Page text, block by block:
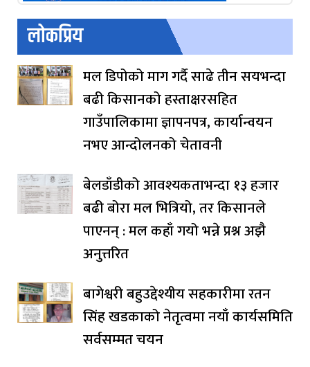
लोकप्रिय
मल डिपोको माग गर्दै साढे तीन सयभन्दा
बढी किसानको हस्ताक्षरसहित
गाउँपालिकामा ज्ञापनपत्र, कार्यान्वयन
नभए आन्दोलनको चेतावनी
बेलडाँडीको आवश्यकताभन्दा १३ हजार
बढी बोरा मल भित्रियो, तर किसानले
पाएनन् : मल कहाँ गयो भन्ने प्रश्न अझै
अनुत्तरित
बागेश्वरी बहुउद्देश्यीय सहकारीमा रतन
सिंह खडकाको नेतृत्वमा नयाँ कार्यसमिति
सर्वसम्मत चयन